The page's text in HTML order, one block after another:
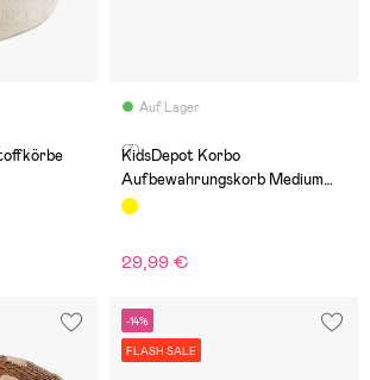
Auf Lager
(7)
KidsDepot Korbo
Aufbewahrungskorb Medium
2er-Pack, Gelb
29,99 €
-14%
FLASH SALE